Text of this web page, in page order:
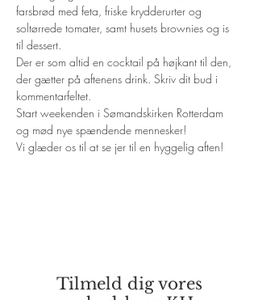
farsbrød med feta, friske krydderurter og
soltørrede tomater, samt husets brownies og is
til dessert.
Der er som altid en cocktail på højkant til den,
der gætter på aftenens drink. Skriv dit bud i
kommentarfeltet.
Start weekenden i Sømandskirken Rotterdam
og mød nye spændende mennesker!
Vi glæder os til at se jer til en hyggelig aften!
Tilmeld dig vores